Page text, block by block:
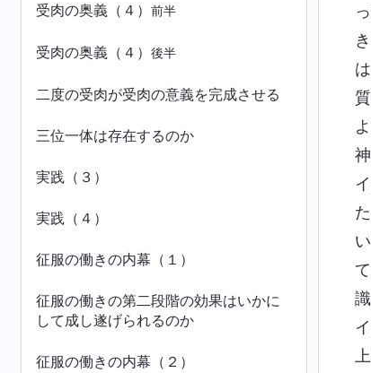
受肉の奥義（４） 前半
受肉の奥義（４） 後半
二度の受肉が受肉の意義を完成させる
三位一体は存在するのか
実践（３）
実践（４）
征服の働きの内幕（１）
征服の働きの第二段階の効果はいかに
して成し遂げられるのか
征服の働きの内幕（２）